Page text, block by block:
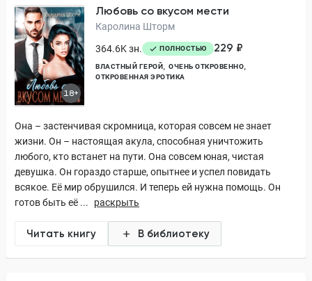
18+
Любовь со вкусом мести
Каролина Шторм
364.6K зн.
ПОЛНОСТЬЮ 229 ₽
ВЛАСТНЫЙ ГЕРОЙ
ОЧЕНЬ ОТКРОВЕННО
ОТКРОВЕННАЯ ЭРОТИКА
Она – застенчивая скромница, которая совсем не знает
жизни. Он – настоящая акула, способная уничтожить
любого, кто встанет на пути. Она совсем юная, чистая
девушка. Он гораздо старше, опытнее и успел повидать
всякое. Её мир обрушился. И теперь ей нужна помощь. Он
готов быть её ...
раскрыть
Читать книгу В библиотеку